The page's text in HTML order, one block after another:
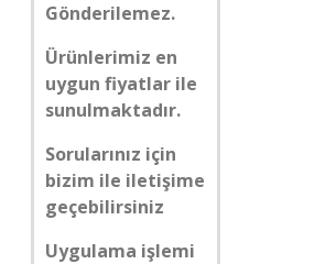
Gönderilemez.
Ürünlerimiz en
uygun fiyatlar ile
sunulmaktadır.
Sorularınız için
bizim ile iletişime
geçebilirsiniz
Uygulama işlemi